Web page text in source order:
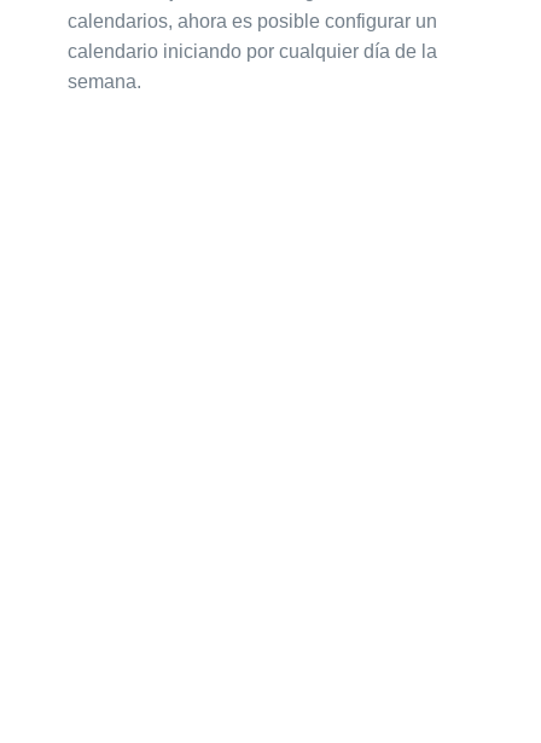
calendarios, ahora es posible configurar un
calendario iniciando por cualquier día de la
semana.